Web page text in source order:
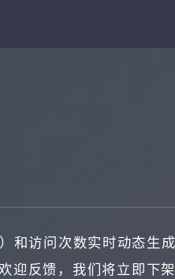
和访问次数实时动态生成
迎反馈，我们将立即下